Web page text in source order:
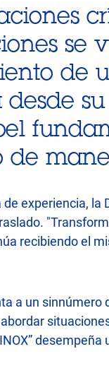
se
de
desde
de
experiencia,
recibiendo el
a un
desempeña